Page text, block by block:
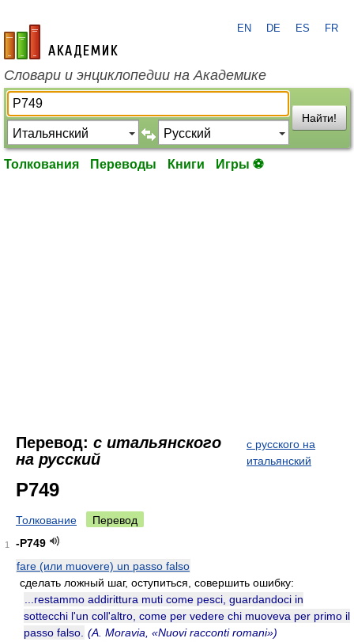
academic.ru
EN DE ES FR
Словари и энциклопедии на Академике
Найти!
Толкования Переводы Книги Игры ⚽
Перевод: с итальянского
на русский
с русского на
итальянский
P749
Толкование Перевод
1
-P749
fare (или muovere) un passo falso
сделать ложный шаг, оступиться, совершить ошибку:
...restammo addirittura muti come pesci, guardandoci in
sottecchi l'un coll'altro, come per vedere chi muoveva per primo il
passo falso. (A. Moravia, «Nuovi racconti romani»)